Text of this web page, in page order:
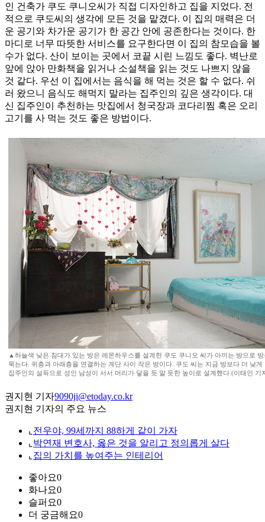
인 건축가 쿠도 쿠니오씨가 직접 디자인하고 집을 지었다. 전
적으로 쿠도씨의 생각에 모든 것을 맡겼다. 이 집의 매력은 더
운 공기와 차가운 공기가 한 공간 안에 공존한다는 것이다. 한
마디로 너무 따뜻한 서비스를 요구한다면 이 집의 참모습을 볼
수가 없다. 산이 보이는 곳에서 코끝 시린 느낌도 좋다. 벽난로
앞에 앉아 만화책을 읽거나 소설책을 읽는 것도 나쁘지 않을
것 같다. 우선 이 집에서는 음식을 해 먹는 것은 할 수 없다. 쉬
러 왔으니 음식도 해먹지 말라는 집주인의 깊은 생각이다. 대
신 집주인이 추천하는 맛집에서 청국장과 코다리찜 혹은 오리
고기를 사 먹는 것도 좋은 방법이다.
▲하늘색 낮은 침대가 있는 방은 레몬하우스를 설계한 쿠도 쿠니오 씨가 아끼는 방으로
묵는다. 위층과 아래층을 연결하는 계단 사이 작은 방이다. 쿠도 씨는 지금 방보다 더 낮게
집주인의 설득으로 성인 남성이 서서 머리가 닿을 듯 말 듯한 높이로 설계했다.(이태인 기
권지현 기자9090ji@etoday.co.kr
권지현 기자의 주요 뉴스
⌞ 전우야, 99세까지 88하게 같이 가자
⌞ 박연재 변호사, 옳은 것을 알리고 정의롭게 살다
⌞ 집의 가치를 높여주는 인테리어
좋아요0
화나요0
슬퍼요0
더 궁금해요0